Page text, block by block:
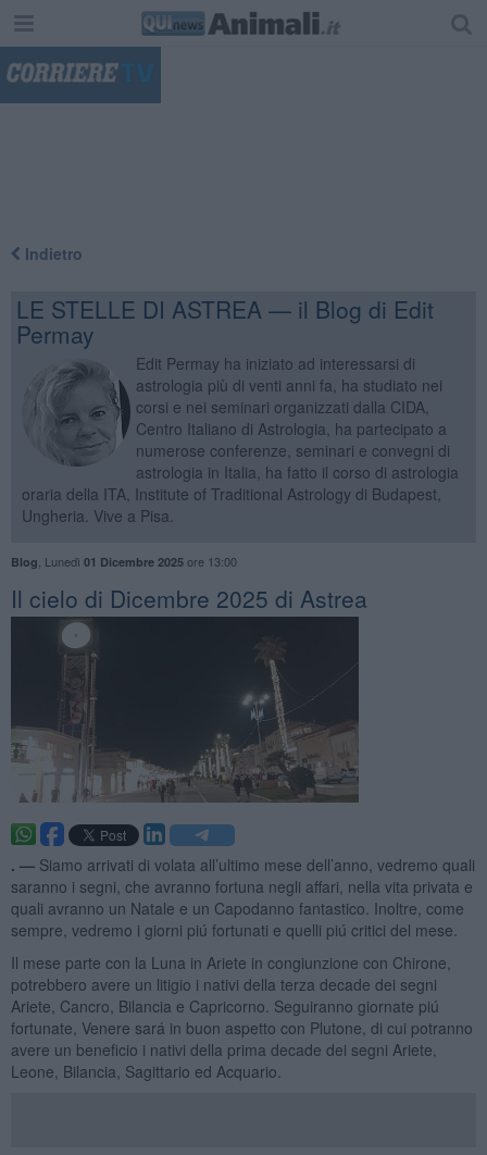
Indietro
LE STELLE DI ASTREA — il Blog di Edit
Permay
Edit Permay ha iniziato ad interessarsi di
astrologia più di venti anni fa, ha studiato nei
corsi e nei seminari organizzati dalla CIDA,
Centro Italiano di Astrologia, ha partecipato a
numerose conferenze, seminari e convegni di
astrologia in Italia, ha fatto il corso di astrologia
oraria della ITA, Institute of Traditional Astrology di Budapest,
Ungheria. Vive a Pisa.
Blog Lunedì 01 Dicembre 2025ore 13:00
​Il cielo di Dicembre 2025 di Astrea
. — Siamo arrivati di volata all’ultimo mese dell’anno, vedremo quali
saranno i segni, che avranno fortuna negli affari, nella vita privata e
quali avranno un Natale e un Capodanno fantastico. Inoltre, come
sempre, vedremo i giorni piú fortunati e quelli piú critici del mese.
Il mese parte con la Luna in Ariete in congiunzione con Chirone,
potrebbero avere un litigio i nativi della terza decade dei segni
Ariete, Cancro, Bilancia e Capricorno. Seguiranno giornate piú
fortunate, Venere sará in buon aspetto con Plutone, di cui potranno
avere un beneficio i nativi della prima decade dei segni Ariete,
Leone, Bilancia, Sagittario ed Acquario.